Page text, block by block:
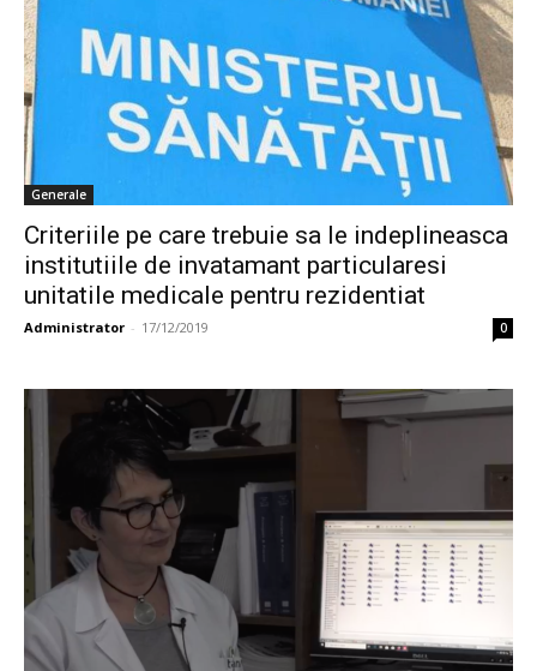
Generale
Criteriile pe care trebuie sa le indeplineasca
institutiile de invatamant particularesi
unitatile medicale pentru rezidentiat
Administrator - 17/12/2019 0